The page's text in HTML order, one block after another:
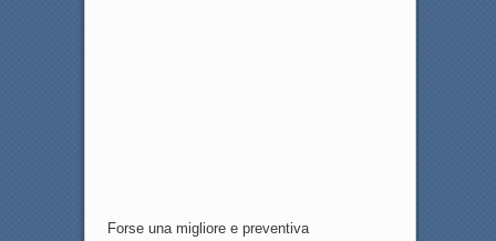
Forse una migliore e preventiva